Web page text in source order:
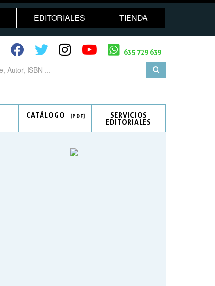
EDITORIALES TIENDA
635 729 639
CATÁLOGO
SERVICIOS
EDITORIALES